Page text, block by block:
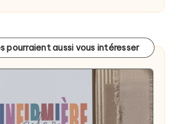
pourraient aussi vous intéresser